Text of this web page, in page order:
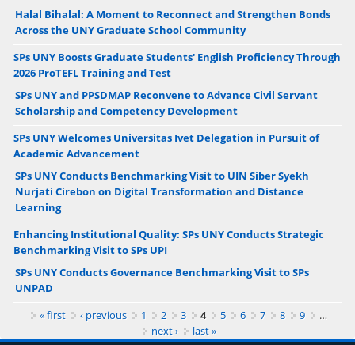
Halal Bihalal: A Moment to Reconnect and Strengthen Bonds
Across the UNY Graduate School Community
SPs UNY Boosts Graduate Students' English Proficiency Through
2026 ProTEFL Training and Test
SPs UNY and PPSDMAP Reconvene to Advance Civil Servant
Scholarship and Competency Development
SPs UNY Welcomes Universitas Ivet Delegation in Pursuit of
Academic Advancement
SPs UNY Conducts Benchmarking Visit to UIN Siber Syekh
Nurjati Cirebon on Digital Transformation and Distance
Learning
Enhancing Institutional Quality: SPs UNY Conducts Strategic
Benchmarking Visit to SPs UPI
SPs UNY Conducts Governance Benchmarking Visit to SPs
UNPAD
Pages« first ‹ previous 1 2 3 4 5 6 7 8 9
…
next ›
last »